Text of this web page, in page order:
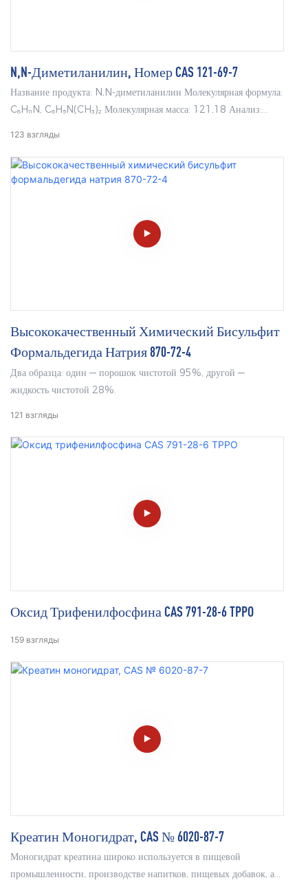
N,N-Диметиланилин, Номер CAS 121-69-7
Название продукта: N,N-диметиланилин Молекулярная формула:
C₈H₁₁N, C₆H₅N(CH₃)₂ Молекулярная масса: 121,18 Анализ:
123 взгляды
Высококачественный Химический Бисульфит
Формальдегида Натрия 870-72-4
Два образца: один — порошок чистотой 95%, другой —
жидкость чистотой 28%.
121 взгляды
Оксид Трифенилфосфина CAS 791-28-6 TPPO
159 взгляды
Креатин Моногидрат, CAS № 6020-87-7
Моногидрат креатина широко используется в пищевой
промышленности, производстве напитков, пищевых добавок, а